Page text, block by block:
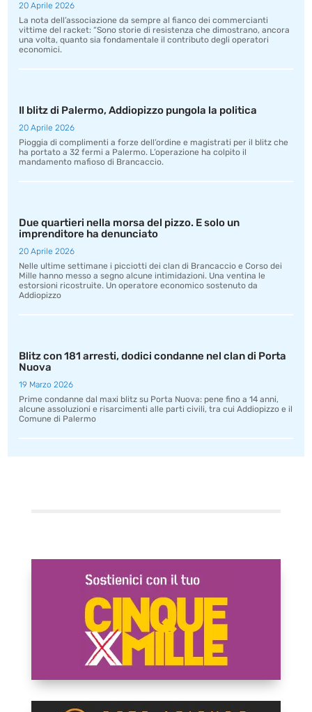
20 Aprile 2026
La nota dell’associazione da sempre al fianco dei commercianti
vittime del racket: “Sono storie di resistenza che dimostrano, ancora
una volta, quanto sia fondamentale il contributo degli operatori
economici.
Il blitz di Palermo, Addiopizzo pungola la politica
20 Aprile 2026
Pioggia di complimenti a forze dell’ordine e magistrati per il blitz che
ha portato a 32 fermi a Palermo. L’operazione ha colpito il
mandamento mafioso di Brancaccio.
Due quartieri nella morsa del pizzo. E solo un
imprenditore ha denunciato
20 Aprile 2026
Nelle ultime settimane i picciotti dei clan di Brancaccio e Corso dei
Mille hanno messo a segno alcune intimidazioni. Una ventina le
estorsioni ricostruite. Un operatore economico sostenuto da
Addiopizzo
Blitz con 181 arresti, dodici condanne nel clan di Porta
Nuova
19 Marzo 2026
Prime condanne dal maxi blitz su Porta Nuova: pene fino a 14 anni,
alcune assoluzioni e risarcimenti alle parti civili, tra cui Addiopizzo e il
Comune di Palermo